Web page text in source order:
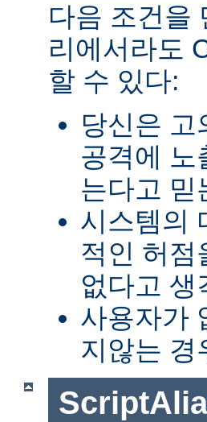
다음 조건을
리에서라도
할 수 있다:
당신은
공격에 노
는다고 믿
시스템의
적인 허점
없다고 생
사용자가
지않는 경